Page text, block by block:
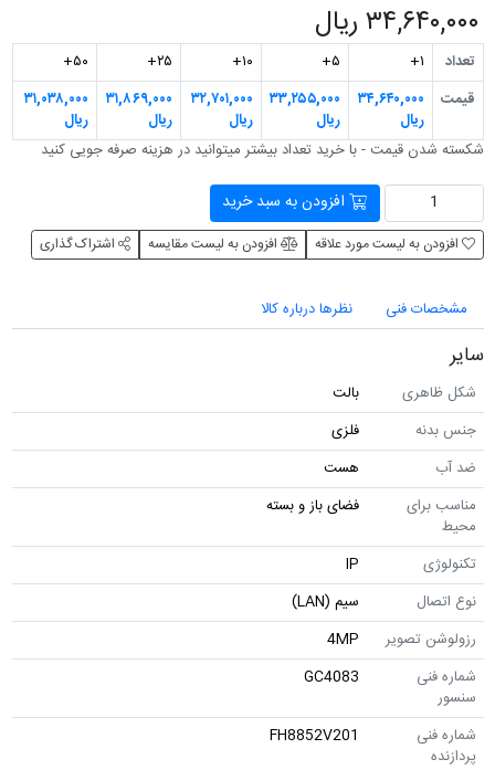
۳۴,۶۴۰,۰۰۰ ریال
شکسته شدن قیمت - با خرید تعداد بیشتر می‎توانید در هزینه صرفه جویی کنید
تعداد ۱+ ۵+ ۱۰+ ۲۵+
۵۰+
قیمت
۳۴,۶۴۰,۰۰۰
ریال
۳۳,۲۵۵,۰۰۰
ریال
۳۲,۷۰۱,۰۰۰
ریال
۳۱,۸۶۹,۰۰۰
ریال
۳۱,۰۳۸,۰۰۰
ریال
افزودن به سبد خرید
افزودن به لیست مورد علاقه افزودن به لیست مقایسه اشتراک گذاری
مشخصات فنی نظرها درباره کالا
سایر
شکل ظاهری
بالت
جنس بدنه
فلزی
ضد آب
هست
مناسب برای
محیط
فضای باز و بسته
تکنولوژی
IP
نوع اتصال
سیم (LAN)
رزولوشن تصویر
4MP
شماره فنی
سنسور
GC4083
شماره فنی
پردازنده
FH8852V201